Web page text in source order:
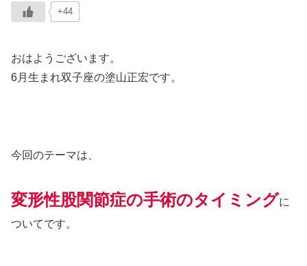
+44
おはようございます。
6月生まれ双子座の塗山正宏です。
今回のテーマは、
変形性股関節症の手術のタイミングに
ついてです。